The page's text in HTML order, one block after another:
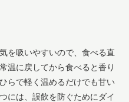
を吸いやすいので、食べる直
温に戻してから食べると香り
らで軽く温めるだけでも甘い
には、誤飲を防ぐためにダイ